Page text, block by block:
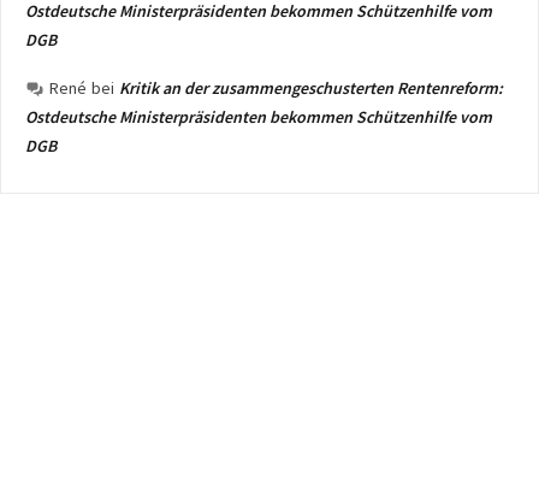
Ostdeutsche Ministerpräsidenten bekommen Schützenhilfe vom
DGB
René bei Kritik an der zusammengeschusterten Rentenreform:
Ostdeutsche Ministerpräsidenten bekommen Schützenhilfe vom
DGB